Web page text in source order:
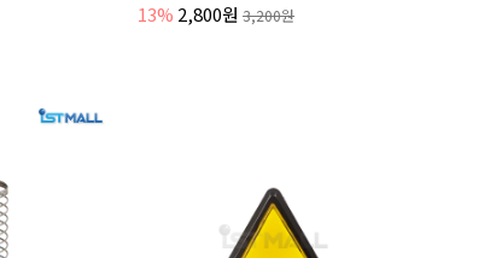
13% 2,800원 3,200원